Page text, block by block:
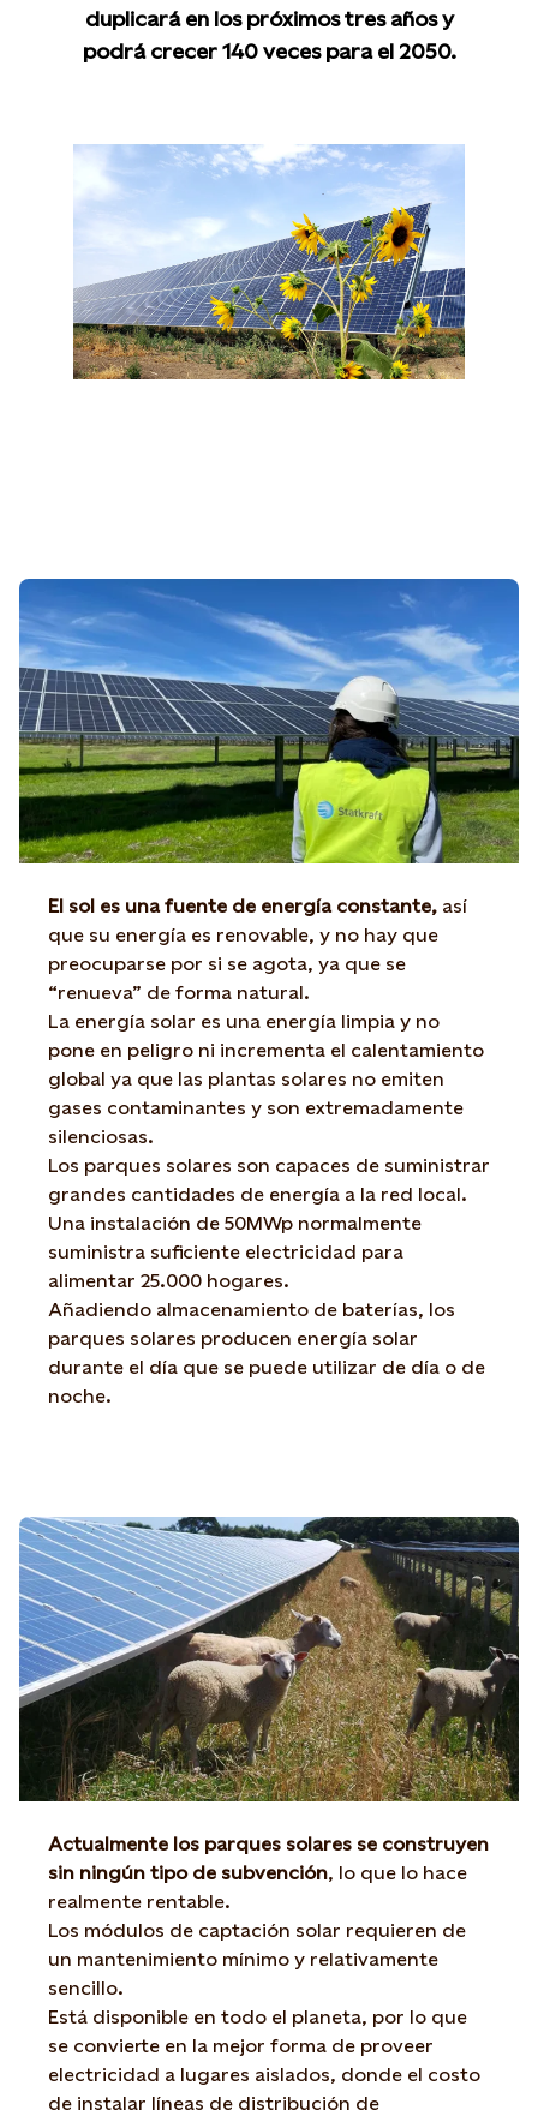
duplicará en los próximos tres años y
podrá crecer 140 veces para el 2050.
El sol es una fuente de energía constante, así
que su energía es renovable, y no hay que
preocuparse por si se agota, ya que se
“renueva” de forma natural.
La energía solar es una energía limpia y no
pone en peligro ni incrementa el calentamiento
global ya que las plantas solares no emiten
gases contaminantes y son extremadamente
silenciosas.
Los parques solares son capaces de suministrar
grandes cantidades de energía a la red local.
Una instalación de 50MWp normalmente
suministra suficiente electricidad para
alimentar 25.000 hogares.
Añadiendo almacenamiento de baterías, los
parques solares producen energía solar
durante el día que se puede utilizar de día o de
noche.
Actualmente los parques solares se construyen
sin ningún tipo de subvención, lo que lo hace
realmente rentable.
Los módulos de captación solar requieren de
un mantenimiento mínimo y relativamente
sencillo.
Está disponible en todo el planeta, por lo que
se convierte en la mejor forma de proveer
electricidad a lugares aislados, donde el costo
de instalar líneas de distribución de